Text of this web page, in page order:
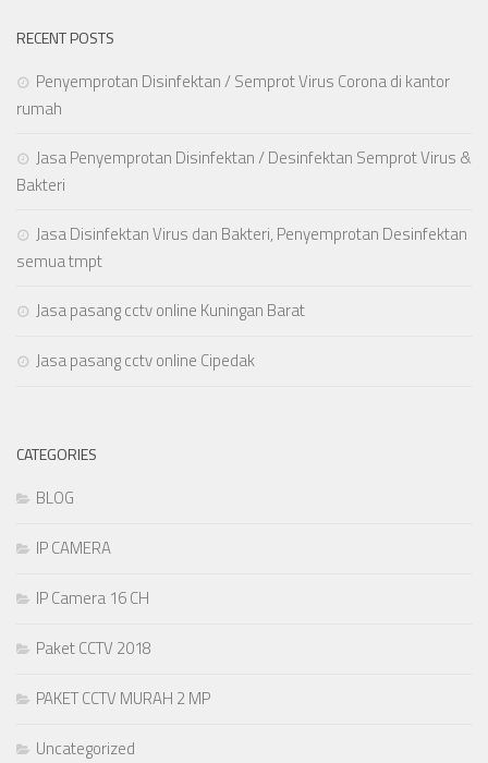
RECENT POSTS
Penyemprotan Disinfektan / Semprot Virus Corona di kantor
rumah
Jasa Penyemprotan Disinfektan / Desinfektan Semprot Virus &
Bakteri
Jasa Disinfektan Virus dan Bakteri, Penyemprotan Desinfektan
semua tmpt
Jasa pasang cctv online Kuningan Barat
Jasa pasang cctv online Cipedak
CATEGORIES
BLOG
IP CAMERA
IP Camera 16 CH
Paket CCTV 2018
PAKET CCTV MURAH 2 MP
Uncategorized